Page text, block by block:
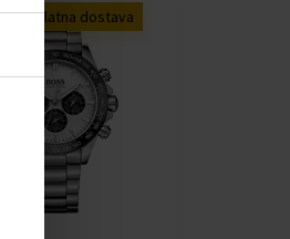
Besplatna dostava